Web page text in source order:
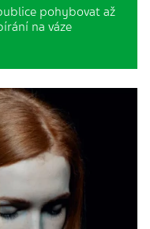
pohybovat až
na váze